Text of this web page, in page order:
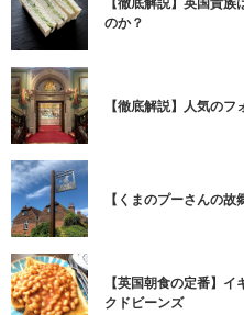
のか？
【徹底解説】人気の
【くまのプーさんの
【英国朝食の定番】
クドビーンズ